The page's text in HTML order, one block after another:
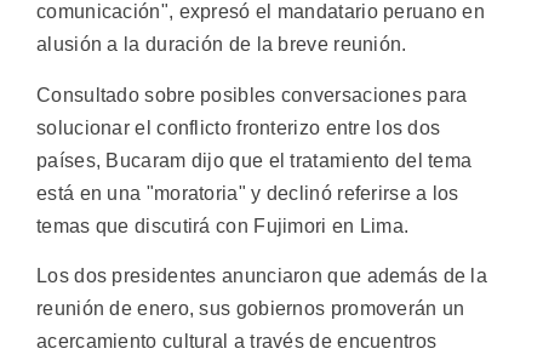
comunicación", expresó el mandatario peruano en
alusión a la duración de la breve reunión.
Consultado sobre posibles conversaciones para
solucionar el conflicto fronterizo entre los dos
países, Bucaram dijo que el tratamiento del tema
está en una "moratoria" y declinó referirse a los
temas que discutirá con Fujimori en Lima.
Los dos presidentes anunciaron que además de la
reunión de enero, sus gobiernos promoverán un
acercamiento cultural a través de encuentros